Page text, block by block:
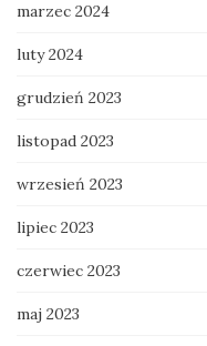
marzec 2024
luty 2024
grudzień 2023
listopad 2023
wrzesień 2023
lipiec 2023
czerwiec 2023
maj 2023